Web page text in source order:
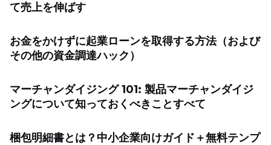
て売上を伸ばす
お金をかけずに起業ローンを取得する方法（および
その他の資金調達ハック）
マーチャンダイジング 101: 製品マーチャンダイジ
ングについて知っておくべきことすべて
梱包明細書とは？中小企業向けガイド＋無料テンプ